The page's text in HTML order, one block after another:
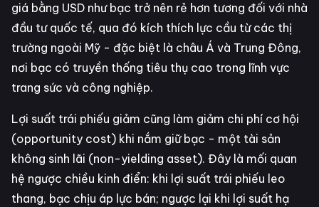
giá bằng USD như bạc trở nên rẻ hơn tương đối với nhà
đầu tư quốc tế, qua đó kích thích lực cầu từ các thị
trường ngoài Mỹ - đặc biệt là châu Á và Trung Đông,
nơi bạc có truyền thống tiêu thụ cao trong lĩnh vực
trang sức và công nghiệp.
Lợi suất trái phiếu giảm cũng làm giảm chi phí cơ hội
(opportunity cost) khi nắm giữ bạc - một tài sản
không sinh lãi (non-yielding asset). Đây là mối quan
hệ ngược chiều kinh điển: khi lợi suất trái phiếu leo
thang, bạc chịu áp lực bán; ngược lại khi lợi suất hạ